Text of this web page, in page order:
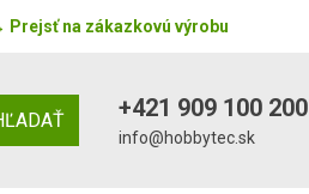
Prejsť na zákazkovú výrobu
+421 909 100 200
info@hobbytec.sk